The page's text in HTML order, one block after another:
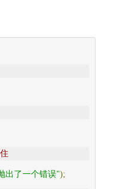
出了一个错误");